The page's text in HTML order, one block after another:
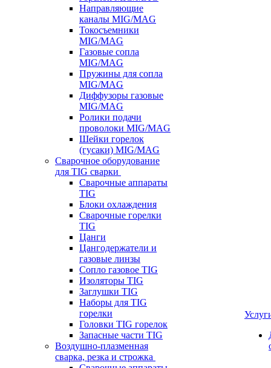
Направляющие
каналы MIG/MAG
Токосъемники
MIG/MAG
Газовые сопла
MIG/MAG
Пружины для сопла
MIG/MAG
Диффузоры газовые
MIG/MAG
Ролики подачи
проволоки MIG/MAG
Шейки горелок
(гусаки) MIG/MAG
Сварочное оборудование
для TIG сварки
Сварочные аппараты
TIG
Блоки охлаждения
Сварочные горелки
TIG
Цанги
Цангодержатели и
газовые линзы
Сопло газовое TIG
Изоляторы TIG
Заглушки TIG
Наборы для TIG
горелки
Головки TIG горелок
Запасные части TIG
Воздушно-плазменная
сварка, резка и строжка